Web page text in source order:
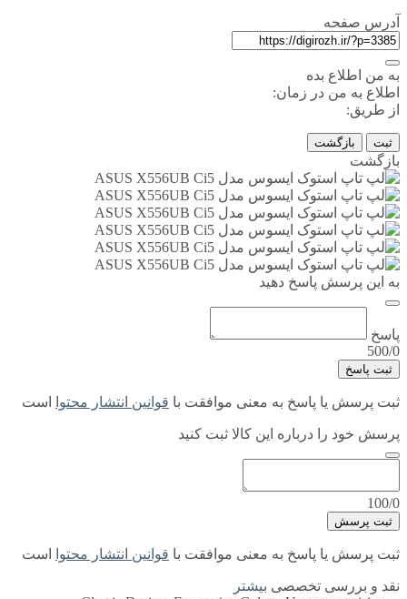
آدرس صفحه
به من اطلاع بده
اطلاع به من در زمان:
از طریق:
ثبت بازگشت
بازگشت
به این پرسش پاسخ دهید
پاسخ
500/0
ثبت پاسخ
ثبت پرسش یا پاسخ به معنی موافقت با قوانین انتشار محتوا است
پرسش خود را درباره این کالا ثبت کنید
100/0
ثبت پرسش
ثبت پرسش یا پاسخ به معنی موافقت با قوانین انتشار محتوا است
نقد و بررسی تخصصی بیشتر